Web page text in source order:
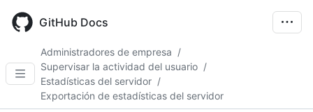
main
GitHub Docs
Administradores de empresa /
Supervisar la actividad del usuario /
Estadísticas del servidor /
Exportación de estadísticas del servidor